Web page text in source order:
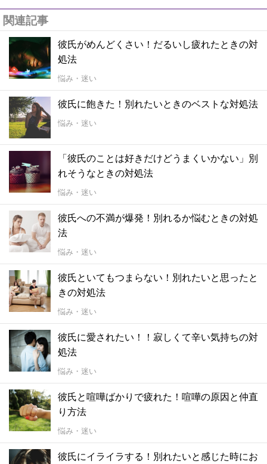
関連記事
彼氏がめんどくさい！だるいし疲れたときの対
処法
悩み・迷い
彼氏に飽きた！別れたいときのベストな対処法
悩み・迷い
「彼氏のことは好きだけどうまくいかない」別
れそうなときの対処法
悩み・迷い
彼氏への不満が爆発！別れるか悩むときの対処
法
悩み・迷い
彼氏といてもつまらない！別れたいと思ったと
きの対処法
悩み・迷い
彼氏に愛されたい！！寂しくて辛い気持ちの対
処法
悩み・迷い
彼氏と喧嘩ばかりで疲れた！喧嘩の原因と仲直
り方法
悩み・迷い
彼氏にイライラする！別れたいと感じた時にお